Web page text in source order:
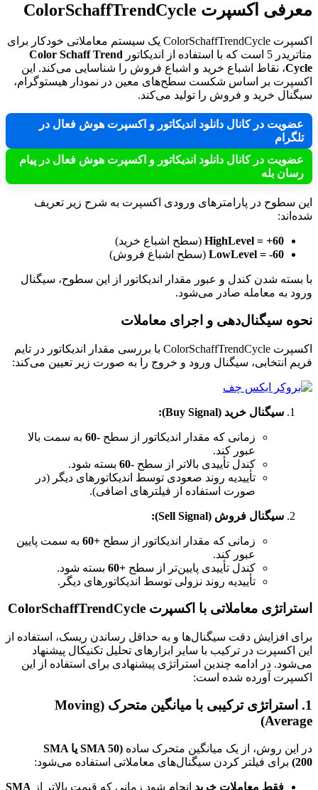
معرفی اکسپرت ColorSchaffTrendCycle
اکسپرت ColorSchaffTrendCycle یک سیستم معاملاتی خودکار برای
متاتریدر 5 است که با استفاده از اندیکاتور
Color Schaff Trend
Cycle، نقاط اشباع خرید و اشباع فروش را شناسایی می‌کند. این
اکسپرت بر اساس شکست سطح‌های معین در نمودار هیستوگرام،
سیگنال خرید و فروش را تولید می‌کند.
عضویت در کانال دانلود اندیکاتور و اکسپرت هوش فعال در
تلگرام
عضویت در کانال دانلود اندیکاتور و اکسپرت هوش فعال در پیام
رسان بله
این سطوح در پارامترهای ورودی اکسپرت به شرح زیر تعریف
شده‌اند:
HighLevel = +60 (سطح اشباع خرید)
LowLevel = -60 (سطح اشباع فروش)
با بسته شدن کندل و عبور مقدار اندیکاتور از این سطوح، سیگنال
ورود به معامله صادر می‌شود.
نحوه سیگنال‌دهی و اجرای معاملات
اکسپرت ColorSchaffTrendCycle با بررسی مقدار اندیکاتور در تایم
فریم انتخابی، سیگنال ورود و خروج را به صورت زیر تعیین می‌کند:
سیگنال خرید (Buy Signal):
زمانی که مقدار اندیکاتور از سطح -60
به سمت بالا
عبور کند.
کندل تأییدی بالاتر از سطح -60
بسته شود.
تأییدیه روند صعودی توسط اندیکاتورهای دیگر (در
صورت استفاده از فیلترهای اضافی).
سیگنال فروش (Sell Signal):
زمانی که مقدار اندیکاتور از سطح +60
به سمت پایین
عبور کند.
کندل تأییدی پایین‌تر از سطح +60
بسته شود.
تأییدیه روند نزولی توسط اندیکاتورهای دیگر.
استراتژی معاملاتی با اکسپرت ColorSchaffTrendCycle
برای افزایش دقت سیگنال‌ها و به حداقل رساندن ریسک، استفاده از
این اکسپرت در ترکیب با سایر ابزارهای تحلیل تکنیکال پیشنهاد
می‌شود. در ادامه چندین استراتژی پیشنهادی برای استفاده از این
اکسپرت آورده شده است:
1. استراتژی ترکیبی با میانگین متحرک (Moving
Average)
در این روش، از یک میانگین متحرک ساده
(SMA 50 یا SMA
200) برای فیلتر کردن سیگنال‌های معاملاتی استفاده می‌شود:
فقط معاملات خرید انجام شود زمانی که قیمت بالاتر از SMA